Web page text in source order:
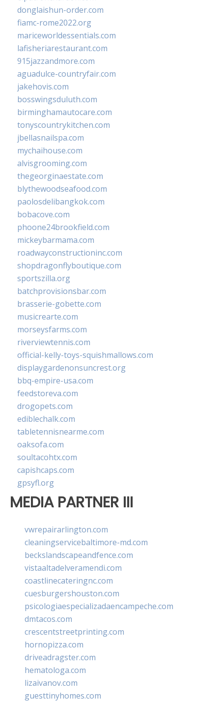
donglaishun-order.com
fiamc-rome2022.org
mariceworldessentials.com
lafisheriarestaurant.com
915jazzandmore.com
aguadulce-countryfair.com
jakehovis.com
bosswingsduluth.com
birminghamautocare.com
tonyscountrykitchen.com
jbellasnailspa.com
mychaihouse.com
alvisgrooming.com
thegeorginaestate.com
blythewoodseafood.com
paolosdelibangkok.com
bobacove.com
phoone24brookfield.com
mickeybarmama.com
roadwayconstructioninc.com
shopdragonflyboutique.com
sportszilla.org
batchprovisionsbar.com
brasserie-gobette.com
musicrearte.com
morseysfarms.com
riverviewtennis.com
official-kelly-toys-squishmallows.com
displaygardenonsuncrest.org
bbq-empire-usa.com
feedstoreva.com
drogopets.com
ediblechalk.com
tabletennisnearme.com
oaksofa.com
soultacohtx.com
capishcaps.com
gpsyfl.org
MEDIA PARTNER III
vwrepairarlington.com
cleaningservicebaltimore-md.com
beckslandscapeandfence.com
vistaaltadelveramendi.com
coastlinecateringnc.com
cuesburgershouston.com
psicologiaespecializadaencampeche.com
dmtacos.com
crescentstreetprinting.com
hornopizza.com
driveadragster.com
hematologa.com
lizaivanov.com
guesttinyhomes.com